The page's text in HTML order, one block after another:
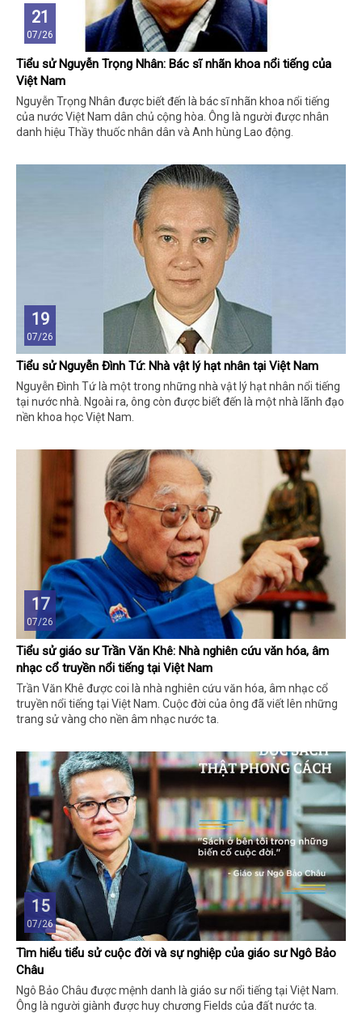
21
07/26
Tiểu sử Nguyễn Trọng Nhân: Bác sĩ nhãn khoa nổi tiếng của
Việt Nam
Nguyễn Trọng Nhân được biết đến là bác sĩ nhãn khoa nổi tiếng
của nước Việt Nam dân chủ cộng hòa. Ông là người được nhân
danh hiệu Thầy thuốc nhân dân và Anh hùng Lao động.
19
07/26
Tiểu sử Nguyễn Đình Tứ: Nhà vật lý hạt nhân tại Việt Nam
Nguyễn Đình Tứ là một trong những nhà vật lý hạt nhân nổi tiếng
tại nước nhà. Ngoài ra, ông còn được biết đến là một nhà lãnh đạo
nền khoa học Việt Nam.
17
07/26
Tiểu sử giáo sư Trần Văn Khê: Nhà nghiên cứu văn hóa, âm
nhạc cổ truyền nổi tiếng tại Việt Nam
Trần Văn Khê được coi là nhà nghiên cứu văn hóa, âm nhạc cổ
truyền nổi tiếng tại Việt Nam. Cuộc đời của ông đã viết lên những
trang sử vàng cho nền âm nhạc nước ta.
15
07/26
Tìm hiểu tiểu sử cuộc đời và sự nghiệp của giáo sư Ngô Bảo
Châu
Ngô Bảo Châu được mệnh danh là giáo sư nổi tiếng tại Việt Nam.
Ông là người giành được huy chương Fields của đất nước ta.